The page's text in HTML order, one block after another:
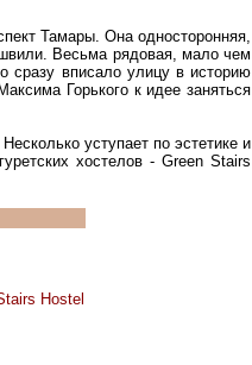
Тамары. Она односторонняя,
Весьма рядовая, мало чем
сразу вписало улицу в историю
Горького к идее заняться
уступает по эстетике и
хостелов - Green Stairs